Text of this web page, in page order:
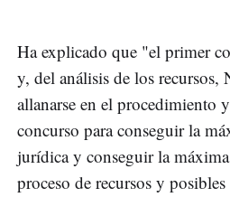
Ha explicado que "el primer
y, del análisis de los recursos,
allanarse en el procedimiento
concurso para conseguir la
jurídica y conseguir la
proceso de recursos y